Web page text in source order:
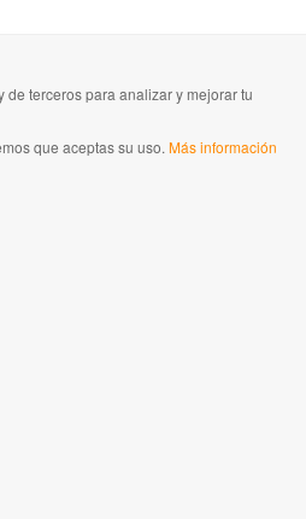
de terceros para analizar y mejorar tu
que aceptas su uso. Más información